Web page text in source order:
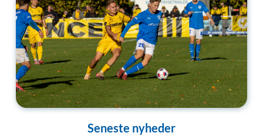
Seneste nyheder